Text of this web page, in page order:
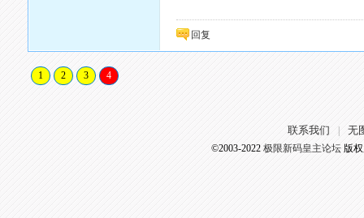
回复
1 2 3 4
联系我们 无
©2003-2022 极限新码皇主论坛版权